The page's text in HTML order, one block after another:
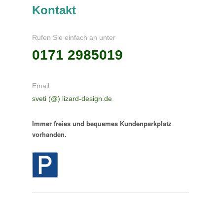
Kontakt
Rufen Sie einfach an unter
0171 2985019
Email:
sveti (@) lizard-design.de
Immer freies und bequemes Kundenparkplatz
vorhanden.